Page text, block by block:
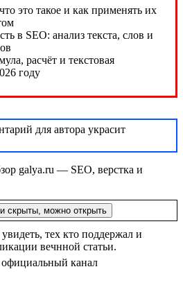
для автора украсит
galya.ru — SEO, верстка и
скрыты, можно открыть
тех кто поддержал и
вечнной статьи.
официальный канал